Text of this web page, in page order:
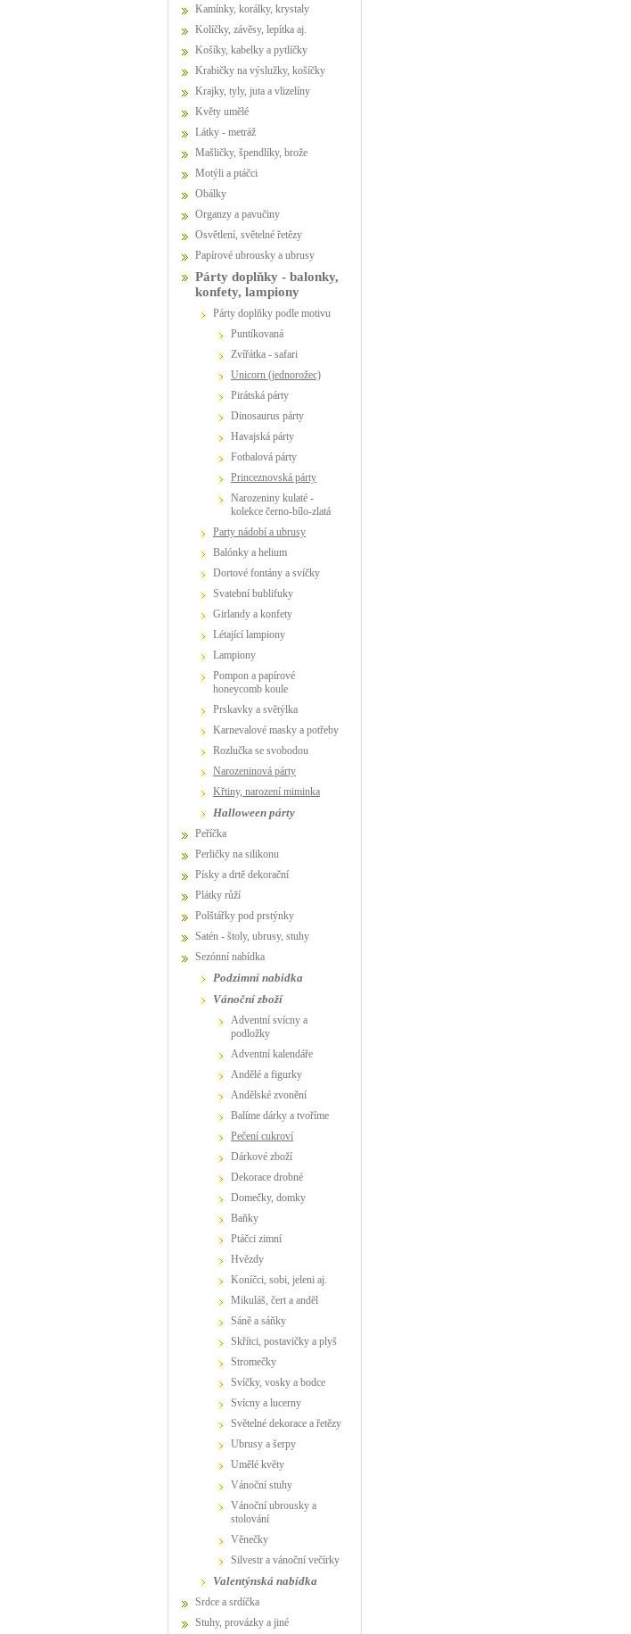
Kamínky, korálky, krystaly
Kolíčky, závěsy, lepítka aj.
Košíky, kabelky a pytlíčky
Krabičky na výslužky, košíčky
Krajky, tyly, juta a vlizelíny
Květy umělé
Látky - metráž
Mašličky, špendlíky, brože
Motýli a ptáčci
Obálky
Organzy a pavučiny
Osvětlení, světelné řetězy
Papírové ubrousky a ubrusy
Párty doplňky - balonky,
konfety, lampiony
Párty doplňky podle motivu
Puntíkovaná
Zvířátka - safari
Unicorn (jednorožec)
Pirátská párty
Dinosaurus párty
Havajská párty
Fotbalová párty
Princeznovská párty
Narozeniny kulaté -
kolekce černo-bílo-zlatá
party nádobí a ubrusy
Balónky a helium
dortové fontány a svíčky
Svatební bublifuky
girlandy a konfety
létající lampiony
lampiony
pompon a papírové
honeycomb koule
prskavky a světýlka
karnevalové masky a potřeby
Rozlučka se svobodou
narozeninová párty
křtiny, narození miminka
Halloween párty
Peříčka
Perličky na silikonu
Písky a drtě dekorační
Plátky růží
Polštářky pod prstýnky
Satén - štoly, ubrusy, stuhy
Sezónní nabídka
podzimní nabídka
vánoční zboží
adventní svícny a
podložky
adventní kalendáře
andělé a figurky
andělské zvonění
balíme dárky a tvoříme
pečení cukroví
dárkové zboží
dekorace drobné
domečky, domky
baňky
ptáčci zimní
hvězdy
koníčci, sobi, jeleni aj.
Mikuláš, čert a anděl
sáně a sáňky
skřítci, postavičky a plyš
stromečky
svíčky, vosky a bodce
svícny a lucerny
světelné dekorace a řetězy
ubrusy a šerpy
umělé květy
vánoční stuhy
vánoční ubrousky a
stolování
věnečky
Silvestr a vánoční večírky
valentýnská nabídka
Srdce a srdíčka
Stuhy, provázky a jiné